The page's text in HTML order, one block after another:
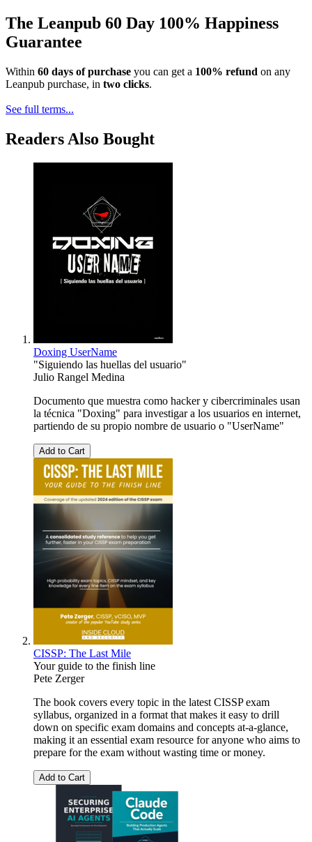
The Leanpub 60 Day 100% Happiness
Guarantee
Within 60 days of purchase you can get a 100% refund on any
Leanpub purchase, in two clicks.
See full terms...
Readers Also Bought
Doxing UserName
"Siguiendo las huellas del usuario"
Julio Rangel Medina
Documento que muestra como hacker y cibercriminales usan
la técnica "Doxing" para investigar a los usuarios en internet,
partiendo de su propio nombre de usuario o "UserName"
Add to Cart
CISSP: The Last Mile
Your guide to the finish line
Pete Zerger
The book covers every topic in the latest CISSP exam
syllabus, organized in a format that makes it easy to drill
down on specific exam domains and concepts at-a-glance,
making it an essential exam resource for anyone who aims to
prepare for the exam without wasting time or money.
Add to Cart